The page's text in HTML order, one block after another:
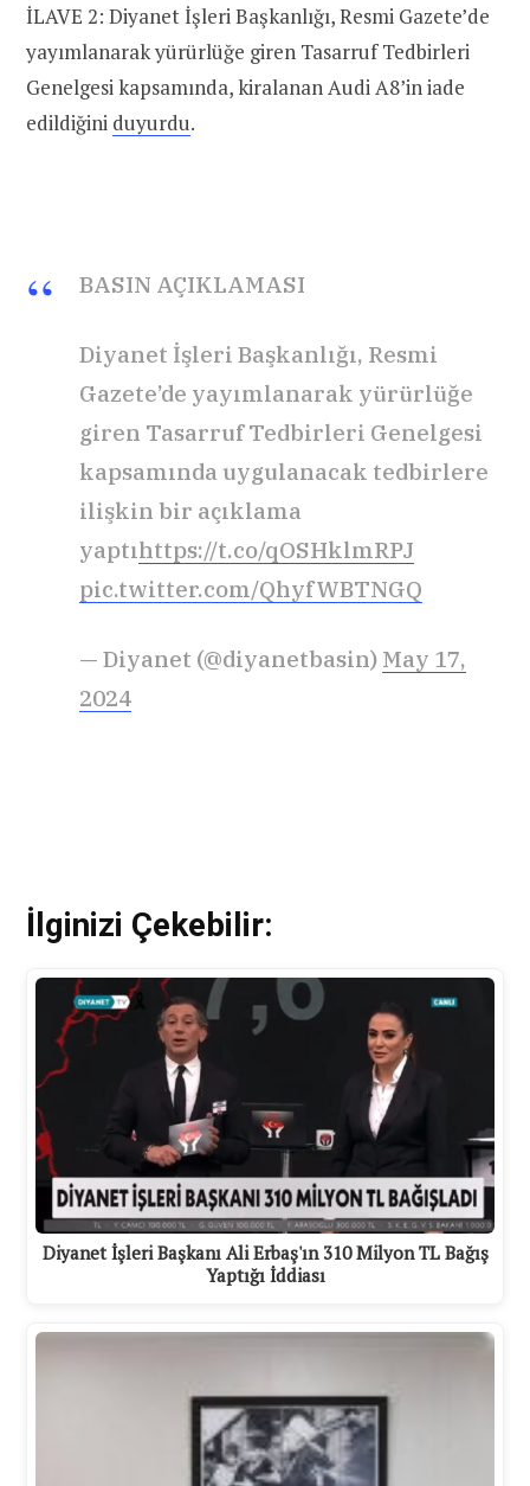
İLAVE 2: Diyanet İşleri Başkanlığı, Resmi Gazete’de
yayımlanarak yürürlüğe giren Tasarruf Tedbirleri
Genelgesi kapsamında, kiralanan Audi A8’in iade
edildiğini duyurdu.
BASIN AÇIKLAMASI
Diyanet İşleri Başkanlığı, Resmi
Gazete’de yayımlanarak yürürlüğe
giren Tasarruf Tedbirleri Genelgesi
kapsamında uygulanacak tedbirlere
ilişkin bir açıklama
yaptıhttps://t.co/qOSHklmRPJ
pic.twitter.com/QhyfWBTNGQ
— Diyanet (@diyanetbasin) May 17,
2024
İlginizi Çekebilir:
Diyanet İşleri Başkanı Ali Erbaş'ın 310 Milyon TL Bağış
Yaptığı İddiası